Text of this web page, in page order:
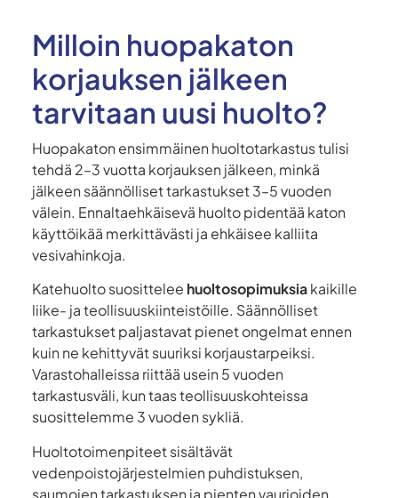
Milloin huopakaton
korjauksen jälkeen
tarvitaan uusi huolto?
Huopakaton ensimmäinen huoltotarkastus tulisi
tehdä 2–3 vuotta korjauksen jälkeen, minkä
jälkeen säännölliset tarkastukset 3–5 vuoden
välein. Ennaltaehkäisevä huolto pidentää katon
käyttöikää merkittävästi ja ehkäisee kalliita
vesivahinkoja.
Katehuolto suosittelee huoltosopimuksiakaikille
liike- ja teollisuuskiinteistöille. Säännölliset
tarkastukset paljastavat pienet ongelmat ennen
kuin ne kehittyvät suuriksi korjaustarpeiksi.
Varastohalleissa riittää usein 5 vuoden
tarkastusväli, kun taas teollisuuskohteissa
suosittelemme 3 vuoden sykliä.
Huoltotoimenpiteet sisältävät
vedenpoistojärjestelmien puhdistuksen,
saumojen tarkastuksen ja pienten vaurioiden